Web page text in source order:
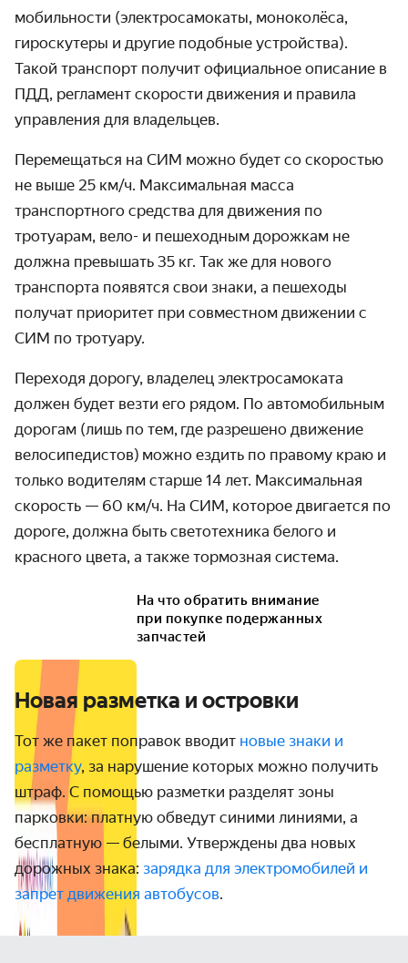
мобильности (электросамокаты, моноколёса,
гироскутеры и другие подобные устройства).
Такой транспорт получит официальное описание в
ПДД, регламент скорости движения и правила
управления для владельцев.
Перемещаться на СИМ можно будет со скоростью
не выше 25 км/ч. Максимальная масса
транспортного средства для движения по
тротуарам, вело- и пешеходным дорожкам не
должна превышать 35 кг. Так же для нового
транспорта появятся свои знаки, а пешеходы
получат приоритет при совместном движении с
СИМ по тротуару.
Переходя дорогу, владелец электросамоката
должен будет везти его рядом. По автомобильным
дорогам (лишь по тем, где разрешено движение
велосипедистов) можно ездить по правому краю и
только водителям старше 14 лет. Максимальная
скорость — 60 км/ч. На СИМ, которое двигается по
дороге, должна быть светотехника белого и
красного цвета, а также тормозная система.
На что обратить внимание
при покупке подержанных
запчастей
Новая разметка и островки
Тот же пакет поправок вводит новые знаки и
разметку, за нарушение которых можно получить
штраф. С помощью разметки разделят зоны
парковки: платную обведут синими линиями, а
бесплатную — белыми. Утверждены два новых
дорожных знака: зарядка для электромобилей и
запрет движения автобусов.